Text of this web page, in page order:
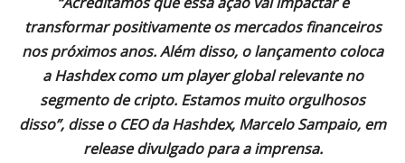
transformar positivamente os mercados financeiros
nos próximos anos. Além disso, o lançamento coloca
a Hashdex como um player global relevante no
segmento de cripto. Estamos muito orgulhosos
disso”, disse o CEO da Hashdex, Marcelo Sampaio, em
release divulgado para a imprensa.